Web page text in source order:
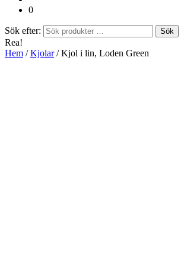
0
Sök efter: Sök
Rea!
Hem /Kjolar/ Kjol i lin, Loden Green